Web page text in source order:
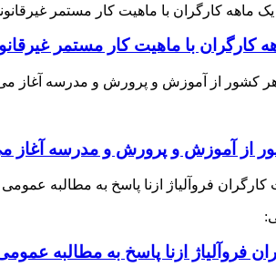
کارگران با ماهیت کار مستمر
از آموزش و پرورش و مدرسه آغاز
فروآلیاژ ازنا پاسخ به مطالبه